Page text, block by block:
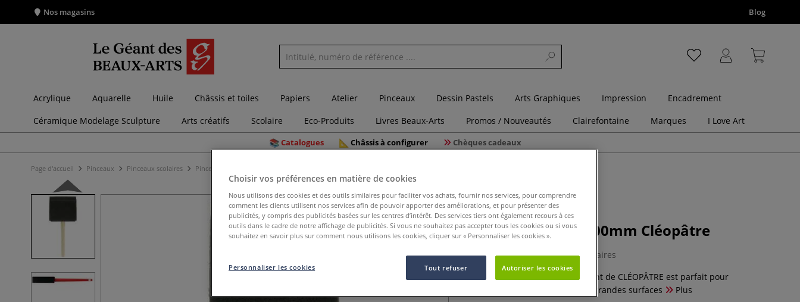
Nos magasins Blog
Acrylique Aquarelle Huile Châssis et toiles Papiers Atelier Pinceaux Dessin Pastels Arts Graphiques Impression
Encadrement
Céramique Modelage Sculpture
Arts créatifs Scolaire Eco-Produits Livres Beaux-Arts Promos / Nouveautés Clairefontaine Marques I Love Art
Catalogues Châssis à configurer Chèques cadeaux
Page d'accueil Pinceaux Pinceaux scolaires Pinceaux mousse
Pinceau mousse 100mm Cléopâtre
0 Commentaires
Le pinceau mousse très absorbant de CLÉOPÂTRE est parfait pour
l'application de peinture sur de grandes surfaces
Plus
Choisir vos préférences en matière de cookies
Nous utilisons des cookies et des outils similaires pour faciliter vos achats, fournir nos services, pour comprendre
comment les clients utilisent nos services afin de pouvoir apporter des améliorations, et pour présenter des
publicités, y compris des publicités basées sur les centres d’intérêt. Des services tiers ont également recours à ces
outils dans le cadre de notre affichage de publicités. Si vous ne souhaitez pas accepter tous les cookies ou si vous
souhaitez en savoir plus sur comment nous utilisons les cookies, cliquer sur « Personnaliser les cookies ».
Tout refuser Autoriser les cookies
Personnaliser les cookies